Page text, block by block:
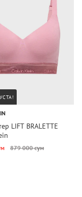
LIFT BRALETTE
879 000 сум